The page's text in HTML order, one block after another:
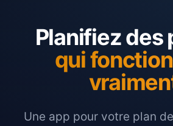
Planifiez des
qui
Une app pour votre plan